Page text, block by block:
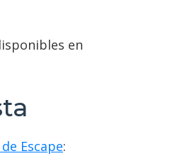
en
Escape: